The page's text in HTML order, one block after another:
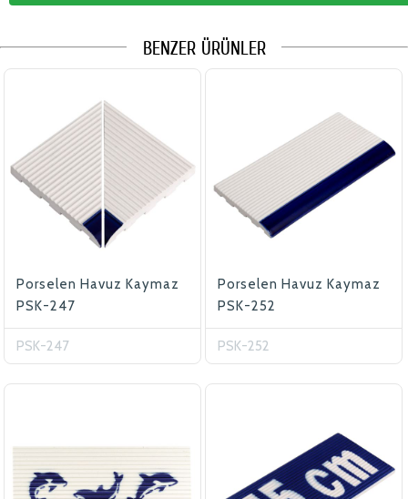
BENZER ÜRÜNLER
Porselen Havuz Kaymaz
PSK-247
PSK-247
Porselen Havuz Kaymaz
PSK-252
PSK-252